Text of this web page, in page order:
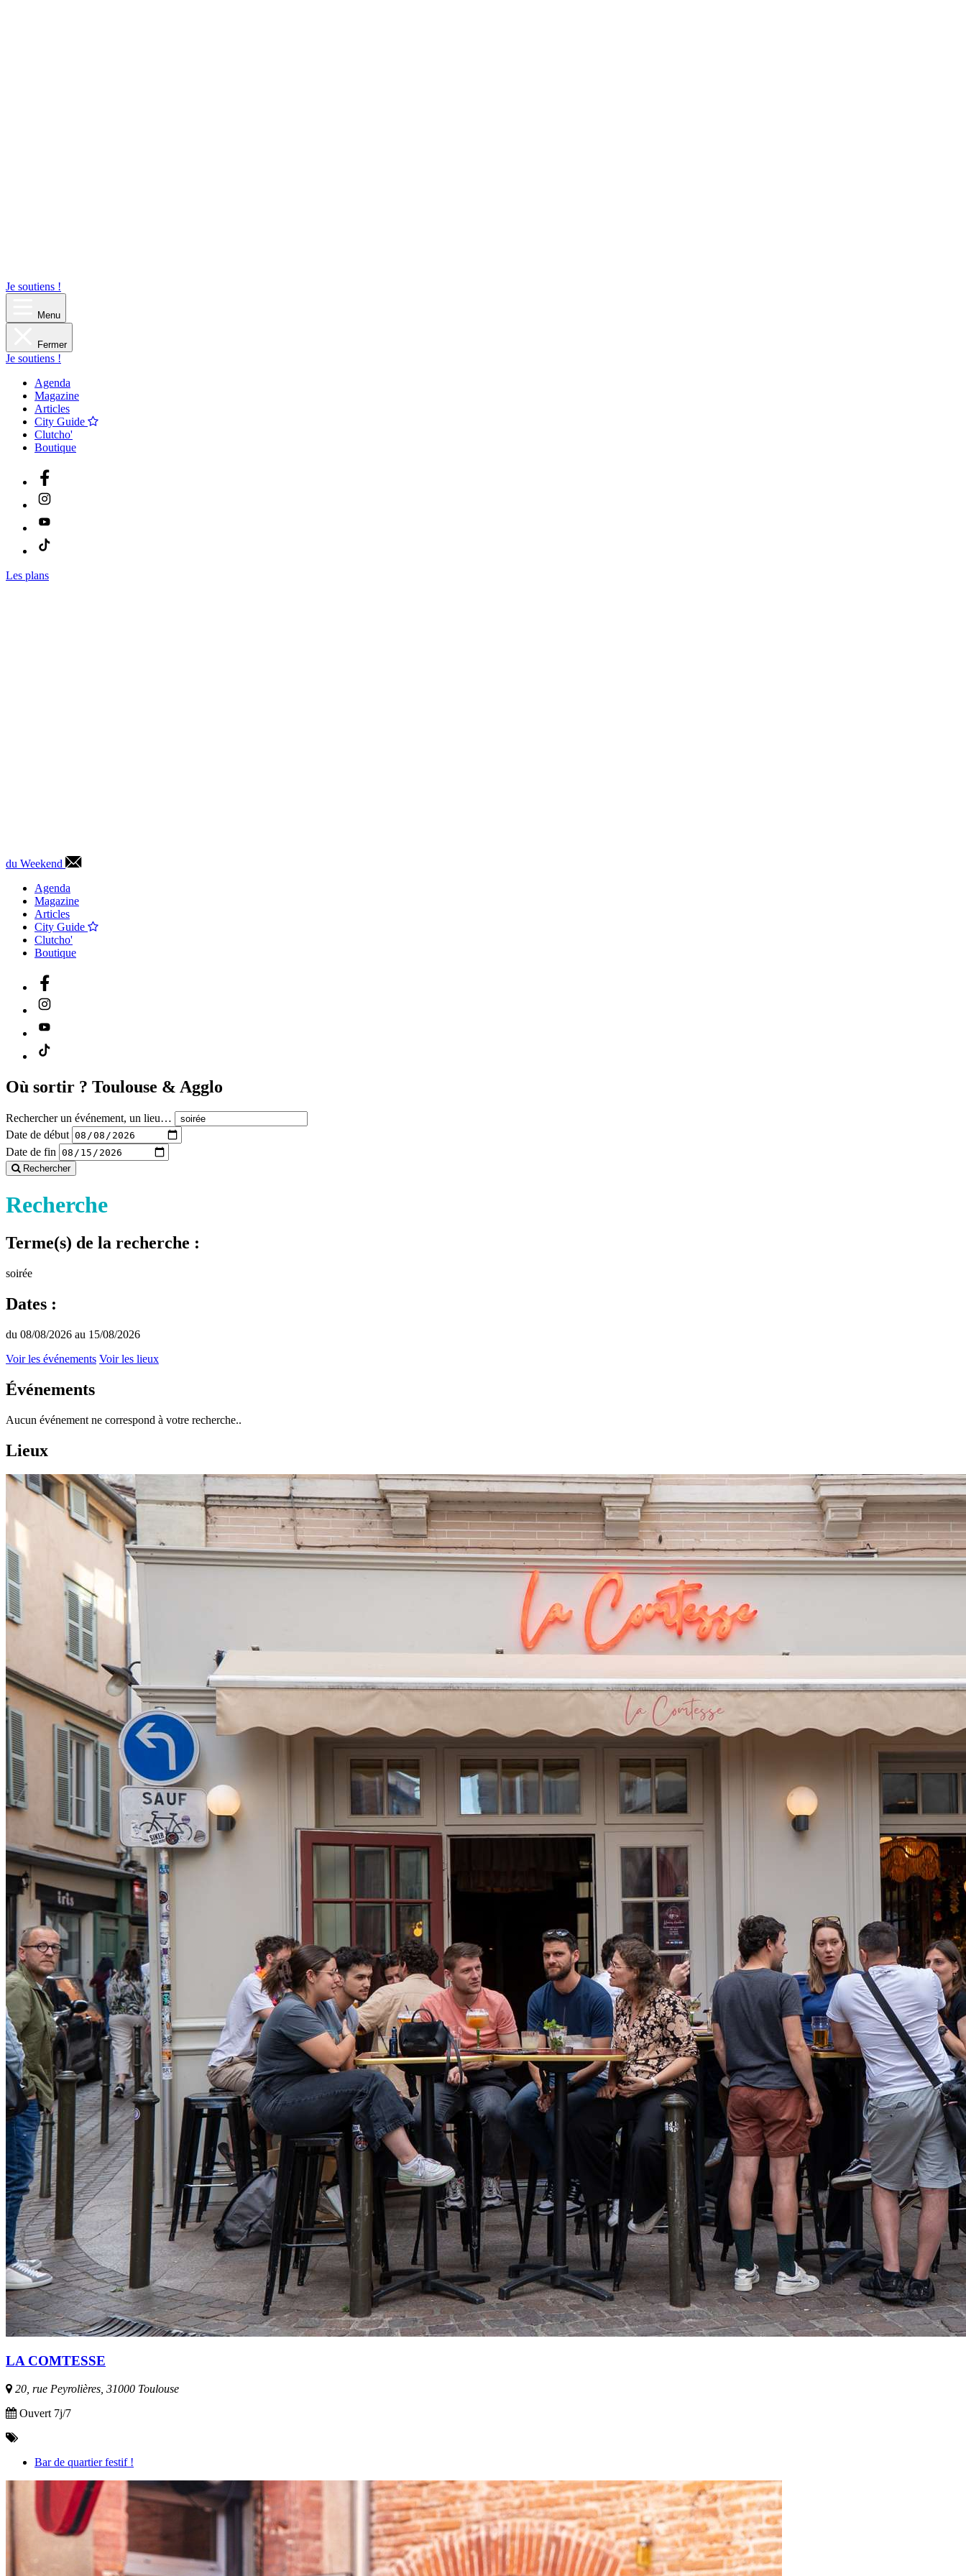
Je soutiens !
Menu
Fermer
Je soutiens !
Agenda
Magazine
Articles
City Guide
Clutcho'
Boutique
Les plans
du Weekend
Agenda
Magazine
Articles
City Guide
Clutcho'
Boutique
Où sortir ? Toulouse & Agglo
Rechercher un événement, un lieu…
Date de début
Date de fin
Rechercher
Recherche
Terme(s) de la recherche :
soirée
Dates :
du 08/08/2026 au 15/08/2026
Voir les événements Voir les lieux
Événements
Aucun événement ne correspond à votre recherche..
Lieux
LA COMTESSE
20, rue Peyrolières, 31000 Toulouse
Ouvert 7j/7
Bar de quartier festif !